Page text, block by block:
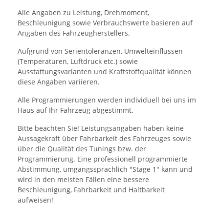
Alle Angaben zu Leistung, Drehmoment,
Beschleunigung sowie Verbrauchswerte basieren auf
Angaben des Fahrzeugherstellers.
Aufgrund von Serientoleranzen, Umwelteinflüssen
(Temperaturen, Luftdruck etc.) sowie
Ausstattungsvarianten und Kraftstoffqualität können
diese Angaben variieren.
Alle Programmierungen werden individuell bei uns im
Haus auf Ihr Fahrzeug abgestimmt.
Bitte beachten Sie! Leistungsangaben haben keine
Aussagekraft über Fahrbarkeit des Fahrzeuges sowie
über die Qualität des Tunings bzw. der
Programmierung. Eine professionell programmierte
Abstimmung, umgangssprachlich "Stage 1" kann und
wird in den meisten Fällen eine bessere
Beschleunigung, Fahrbarkeit und Haltbarkeit
aufweisen!